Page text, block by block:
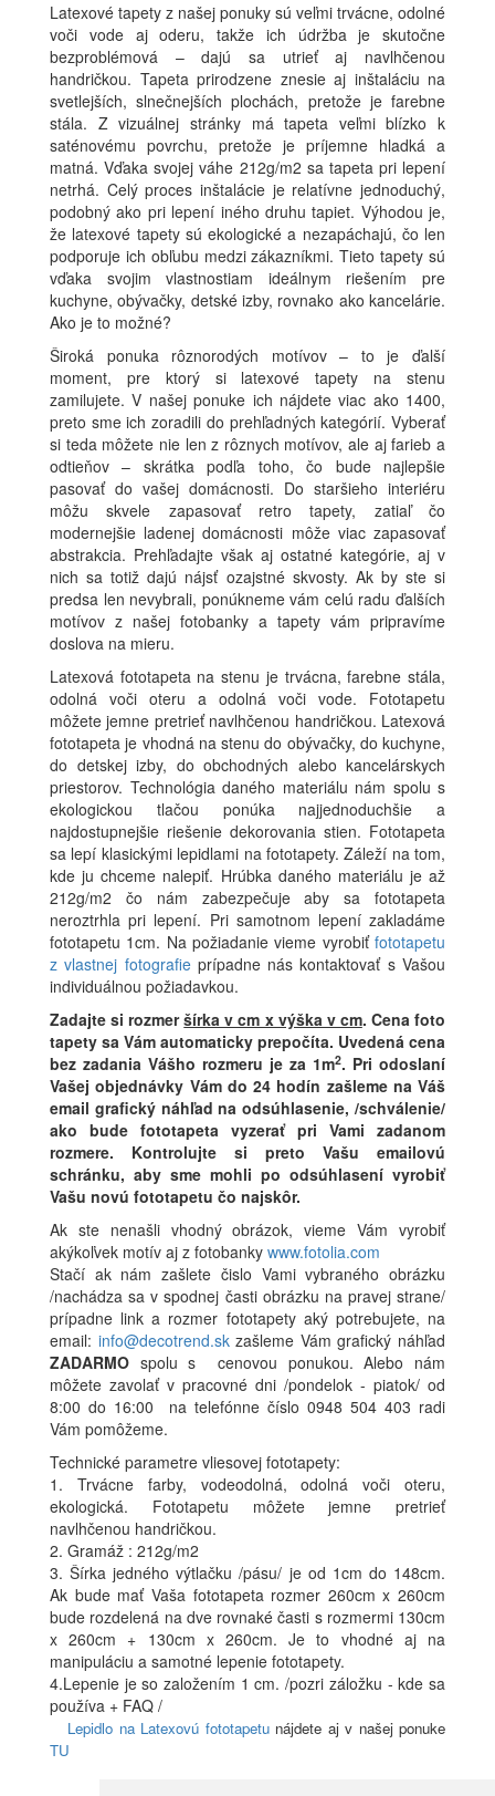
Latexové tapety z našej ponuky sú veľmi trvácne, odolné
voči vode aj oderu, takže ich údržba je skutočne
bezproblémová – dajú sa utrieť aj navlhčenou
handričkou. Tapeta prirodzene znesie aj inštaláciu na
svetlejších, slnečnejších plochách, pretože je farebne
stála. Z vizuálnej stránky má tapeta veľmi blízko k
saténovému povrchu, pretože je príjemne hladká a
matná. Vďaka svojej váhe 212g/m2 sa tapeta pri lepení
netrhá. Celý proces inštalácie je relatívne jednoduchý,
podobný ako pri lepení iného druhu tapiet. Výhodou je,
že latexové tapety sú ekologické a nezapáchajú, čo len
podporuje ich obľubu medzi zákazníkmi. Tieto tapety sú
vďaka svojim vlastnostiam ideálnym riešením pre
kuchyne, obývačky, detské izby, rovnako ako kancelárie.
Ako je to možné?
Široká ponuka rôznorodých motívov – to je ďalší
moment, pre ktorý si latexové tapety na stenu
zamilujete. V našej ponuke ich nájdete viac ako 1400,
preto sme ich zoradili do prehľadných kategórií. Vyberať
si teda môžete nie len z rôznych motívov, ale aj farieb a
odtieňov – skrátka podľa toho, čo bude najlepšie
pasovať do vašej domácnosti. Do staršieho interiéru
môžu skvele zapasovať retro tapety, zatiaľ čo
modernejšie ladenej domácnosti môže viac zapasovať
abstrakcia. Prehľadajte však aj ostatné kategórie, aj v
nich sa totiž dajú nájsť ozajstné skvosty. Ak by ste si
predsa len nevybrali, ponúkneme vám celú radu ďalších
motívov z našej fotobanky a tapety vám pripravíme
doslova na mieru.
Latexová fototapeta na stenu je trvácna, farebne stála,
odolná voči oteru a odolná voči vode. Fototapetu
môžete jemne pretrieť navlhčenou handričkou. Latexová
fototapeta je vhodná na stenu do obývačky, do kuchyne,
do detskej izby, do obchodných alebo kancelárskych
priestorov. Technológia daného materiálu nám spolu s
ekologickou tlačou ponúka najjednoduchšie a
najdostupnejšie riešenie dekorovania stien. Fototapeta
sa lepí klasickými lepidlami na fototapety. Záleží na tom,
kde ju chceme nalepiť. Hrúbka daného materiálu je až
212g/m2 čo nám zabezpečuje aby sa fototapeta
neroztrhla pri lepení. Pri samotnom lepení zakladáme
fototapetu 1cm. Na požiadanie vieme vyrobiť fototapetu
z vlastnej fotografieprípadne nás kontaktovať s Vašou
individuálnou požiadavkou.
Zadajte si rozmeršírka v cm x výška v cm. Cena foto
tapety sa Vám automaticky prepočíta. Uvedená cena
bez zadania Vášho rozmeru je za 1m2. Pri odoslaní
Vašej objednávky Vám do 24 hodín zašleme na Váš
email grafický náhľad na odsúhlasenie, /schválenie/
ako bude fototapeta vyzerať pri Vami zadanom
rozmere. Kontrolujte si preto Vašu emailovú
schránku, aby sme mohli po odsúhlasení vyrobiť
Vašu novú fototapetu čo najskôr.
Ak ste nenašli vhodný obrázok, vieme Vám vyrobiť
akýkoľvek motív aj z fotobanky www.fotolia.com
Stačí ak nám zašlete čislo Vami vybraného obrázku
/nachádza sa v spodnej časti obrázku na pravej strane/
prípadne link a rozmer fototapety aký potrebujete, na
email: info@decotrend.skzašleme Vám grafický náhľad
ZADARMO spolu s cenovou ponukou. Alebo nám
môžete zavolať v pracovné dni /pondelok - piatok/ od
8:00 do 16:00 na telefónne číslo 0948 504 403 radi
Vám pomôžeme.
Technické parametre vliesovej fototapety:
1. Trvácne farby, vodeodolná, odolná voči oteru,
ekologická. Fototapetu môžete jemne pretrieť
navlhčenou handričkou.
2. Gramáž : 212g/m2
3. Šírka jedného výtlačku /pásu/ je od 1cm do 148cm.
Ak bude mať Vaša fototapeta rozmer 260cm x 260cm
bude rozdelená na dve rovnaké časti s rozmermi 130cm
x 260cm + 130cm x 260cm. Je to vhodné aj na
manipuláciu a samotné lepenie fototapety.
4.Lepenie je so založením 1 cm. /pozri záložku - kde sa
používa + FAQ /
Lepidlo na Latexovú fototapetunájdete aj v našej ponuke
TU